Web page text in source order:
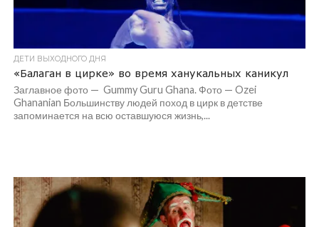
ДЕТИ ВЫХОДНОГО ДНЯ
«Балаган в цирке» во время ханукальных каникул
Заглавное фото — Gummy Guru Ghana. Фото — Ozei
Ghananian Большинству людей поход в цирк в детстве
запоминается на всю оставшуюся жизнь,...